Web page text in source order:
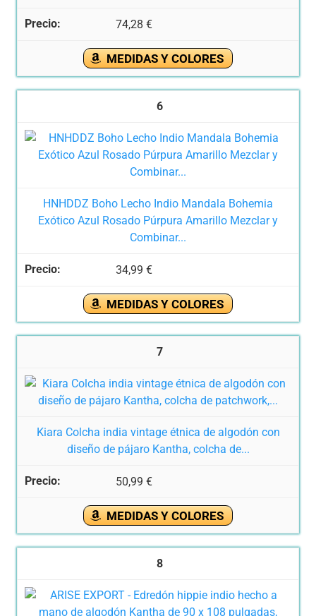
74,28 €
MEDIDAS Y COLORES
6
HNHDDZ Boho Lecho Indio Mandala Bohemia
Exótico Azul Rosado Púrpura Amarillo Mezclar y
Combinar...
34,99 €
MEDIDAS Y COLORES
7
Kiara Colcha india vintage étnica de algodón con
diseño de pájaro Kantha, colcha de...
50,99 €
MEDIDAS Y COLORES
8